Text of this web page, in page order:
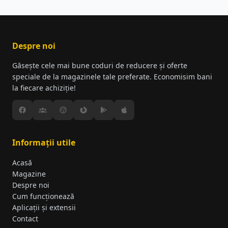
și le publicăm pe pagina noastră dedicată.
Despre noi
Găsește cele mai bune coduri de reducere și oferte
speciale de la magazinele tale preferate. Economisim bani
la fiecare achiziție!
Informații utile
Acasă
Magazine
Despre noi
Cum funcționează
Aplicații și extensii
Contact